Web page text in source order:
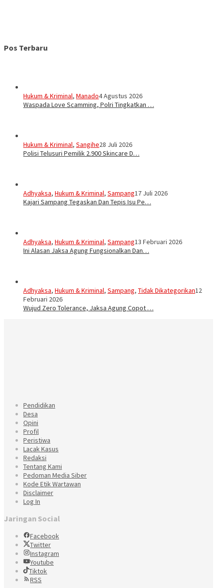
Pos Terbaru
Hukum & Kriminal, Manado4 Agustus 2026
Waspada Love Scamming, Polri Tingkatkan …
Hukum & Kriminal, Sangihe28 Juli 2026
Polisi Telusuri Pemilik 2.900 Skincare D…
Adhyaksa, Hukum & Kriminal, Sampang17 Juli 2026
Kajari Sampang Tegaskan Dan Tepis Isu Pe…
Adhyaksa, Hukum & Kriminal, Sampang13 Februari 2026
Ini Alasan Jaksa Agung Fungsionalkan Dan…
Adhyaksa, Hukum & Kriminal, Sampang, Tidak Dikategorikan12
Februari 2026
Wujud Zero Tolerance, Jaksa Agung Copot …
Pendidikan
Desa
Opini
Profil
Peristiwa
Lacak Kasus
Redaksi
Tentang Kami
Pedoman Media Siber
Kode Etik Wartawan
Disclaimer
Log In
Jaringan Social
Facebook
Twitter
Instagram
Youtube
Tiktok
RSS